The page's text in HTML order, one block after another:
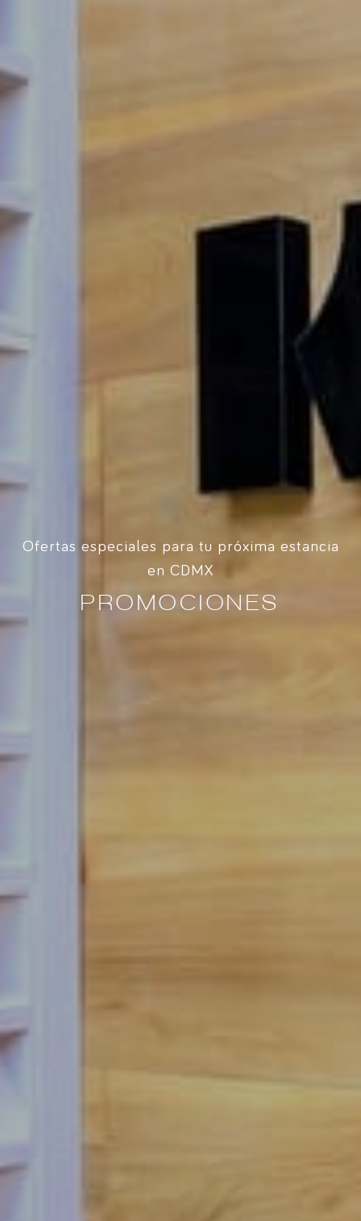
Ofertas especiales para tu próxima estancia
en CDMX
PROMOCIONES